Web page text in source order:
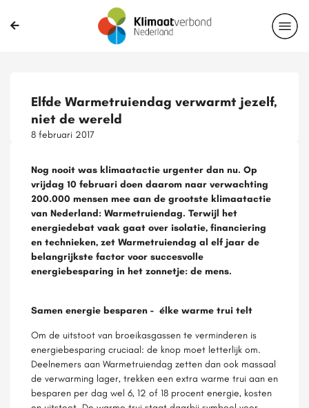
Elfde Warmetruiendag verwarmt jezelf,
niet de wereld
8 februari 2017
Nog nooit was klimaatactie urgenter dan nu. Op
vrijdag 10 februari doen daarom naar verwachting
200.000 mensen mee aan de grootste klimaatactie
van Nederland: Warmetruiendag. Terwijl het
energiedebat vaak gaat over isolatie, financiering
en technieken, zet Warmetruiendag al elf jaar de
belangrijkste factor voor succesvolle
energiebesparing in het zonnetje: de mens.
Samen energie besparen - élke warme trui telt
Om de uitstoot van broeikasgassen te verminderen is
energiebesparing cruciaal: de knop moet letterlijk om.
Deelnemers aan Warmetruiendag zetten dan ook massaal
de verwarming lager, trekken een extra warme trui aan en
besparen per dag wel 6, 12 of 18 procent energie, kosten